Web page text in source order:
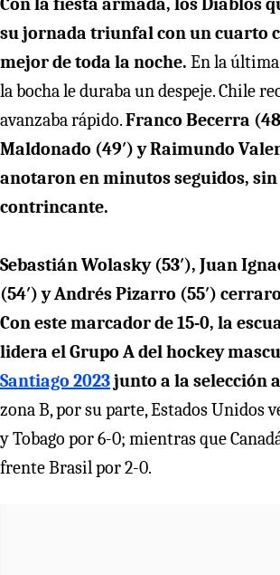
su jornada triunfal con un cuarto
mejor de toda la noche. En la
la bocha le duraba un despeje. Chile
avanzaba rápido.Franco Becerra
Maldonado (49′) y Raimundo
anotaron en minutos seguidos,
contrincante.
Sebastián Wolasky (53′), Juan
(54′) y Andrés Pizarro (55′)
Con este marcador de 15-0, la
lidera el Grupo A del hockey
Santiago 2023junto a la selección
zona B, por su parte, Estados Unidos
y Tobago por 6-0; mientras que
frente Brasil por 2-0.